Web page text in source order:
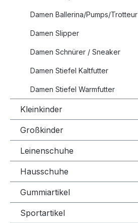
Damen Ballerina/Pumps/Trotteur
Damen Slipper
Damen Schnürer / Sneaker
Damen Stiefel Kaltfutter
Damen Stiefel Warmfutter
Kleinkinder
Großkinder
Leinenschuhe
Hausschuhe
Gummiartikel
Sportartikel